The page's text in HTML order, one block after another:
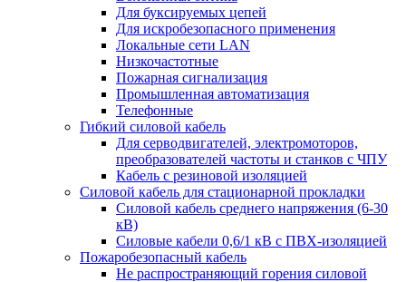
Для буксируемых цепей
Для искробезопасного применения
Локальные сети LAN
Низкочастотные
Пожарная сигнализация
Промышленная автоматизация
Телефонные
Гибкий силовой кабель
Для серводвигателей, электромоторов,
преобразователей частоты и станков с ЧПУ
Кабель с резиновой изоляцией
Силовой кабель для стационарной прокладки
Силовой кабель среднего напряжения (6-30
кВ)
Силовые кабели 0,6/1 кВ с ПВХ-изоляцией
Пожаробезопасный кабель
Не распространяющий горения силовой